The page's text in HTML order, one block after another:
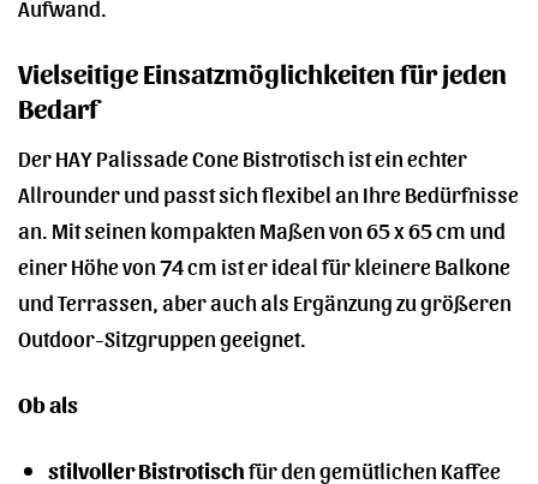
Aufwand.
Vielseitige Einsatzmöglichkeiten für jeden
Bedarf
Der HAY Palissade Cone Bistrotisch ist ein echter
Allrounder und passt sich flexibel an Ihre Bedürfnisse
an. Mit seinen kompakten Maßen von 65 x 65 cm und
einer Höhe von 74 cm ist er ideal für kleinere Balkone
und Terrassen, aber auch als Ergänzung zu größeren
Outdoor-Sitzgruppen geeignet.
Ob als
stilvoller Bistrotischfür den gemütlichen Kaffee